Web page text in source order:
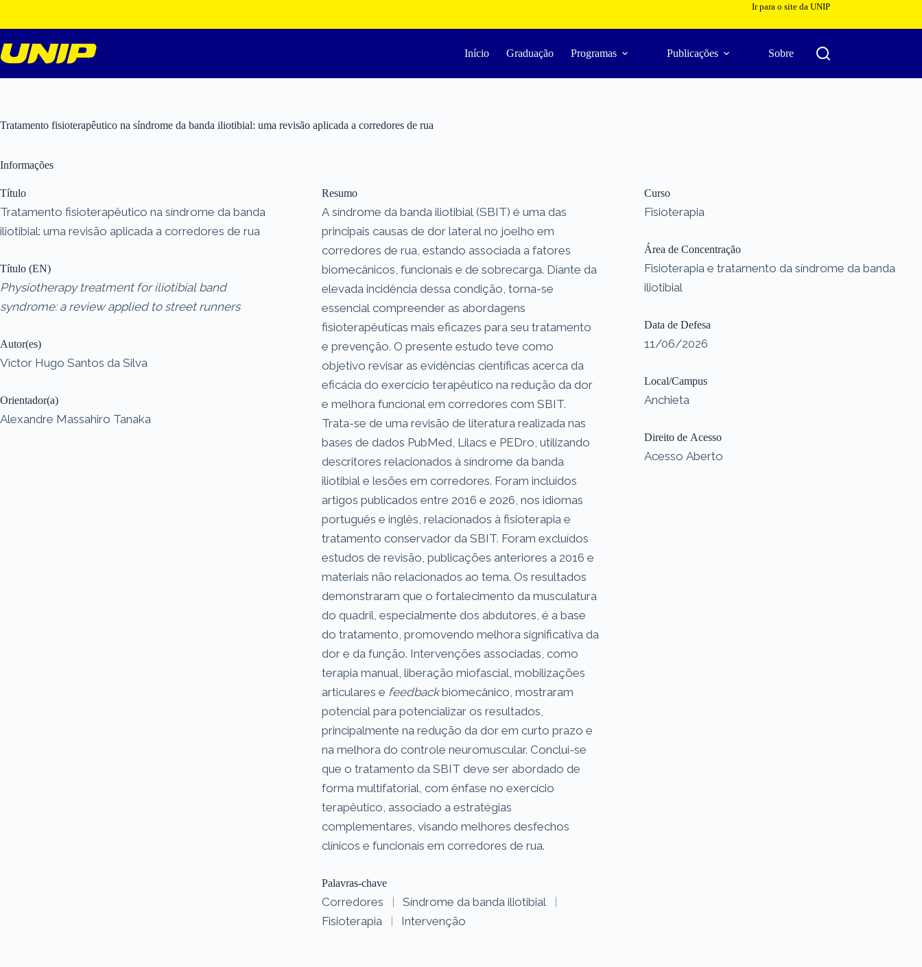
o
conteúdo
Ir para o site da UNIP
Início Graduação Programas Publicações Sobre
Tratamento fisioterapêutico na síndrome da banda iliotibial: uma revisão aplicada a corredores de rua
Informações
Título
Tratamento fisioterapêutico na síndrome da banda
iliotibial: uma revisão aplicada a corredores de rua
Título (EN)
Physiotherapy treatment for iliotibial band
syndrome: a review applied to street runners
Autor(es)
Victor Hugo Santos da Silva
Orientador(a)
Alexandre Massahiro Tanaka
Resumo
A síndrome da banda iliotibial (SBIT) é uma das
principais causas de dor lateral no joelho em
corredores de rua, estando associada a fatores
biomecânicos, funcionais e de sobrecarga. Diante da
elevada incidência dessa condição, torna-se
essencial compreender as abordagens
fisioterapêuticas mais eficazes para seu tratamento
e prevenção. O presente estudo teve como
objetivo revisar as evidências científicas acerca da
eficácia do exercício terapêutico na redução da dor
e melhora funcional em corredores com SBIT.
Trata-se de uma revisão de literatura realizada nas
bases de dados PubMed, Lilacs e PEDro, utilizando
descritores relacionados à síndrome da banda
iliotibial e lesões em corredores. Foram incluídos
artigos publicados entre 2016 e 2026, nos idiomas
português e inglês, relacionados à fisioterapia e
tratamento conservador da SBIT. Foram excluídos
estudos de revisão, publicações anteriores a 2016 e
materiais não relacionados ao tema. Os resultados
demonstraram que o fortalecimento da musculatura
do quadril, especialmente dos abdutores, é a base
do tratamento, promovendo melhora significativa da
dor e da função. Intervenções associadas, como
terapia manual, liberação miofascial, mobilizações
articulares e feedbackbiomecânico, mostraram
potencial para potencializar os resultados,
principalmente na redução da dor em curto prazo e
na melhora do controle neuromuscular. Conclui-se
que o tratamento da SBIT deve ser abordado de
forma multifatorial, com ênfase no exercício
terapêutico, associado a estratégias
complementares, visando melhores desfechos
clínicos e funcionais em corredores de rua.
Palavras-chave
Corredores | Síndrome da banda iliotibial
|
Fisioterapia
| Intervenção
Curso
Fisioterapia
Área de Concentração
Fisioterapia e tratamento da síndrome da banda
iliotibial
Data de Defesa
11/06/2026
Local/Campus
Anchieta
Direito de Acesso
Acesso Aberto